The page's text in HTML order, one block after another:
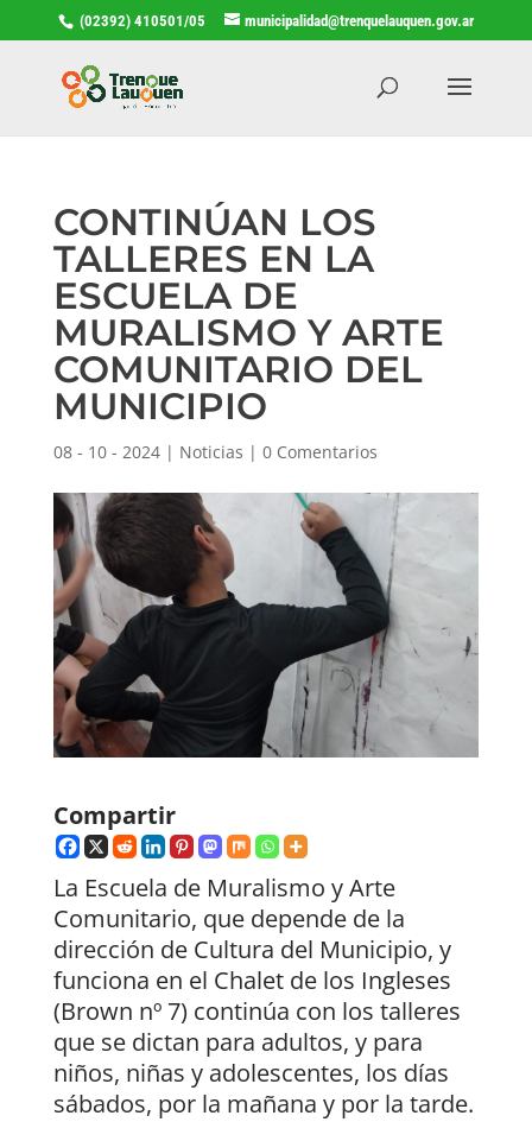
(02392) 410501/05 municipalidad@trenquelauquen.gov.ar
CONTINÚAN LOS
TALLERES EN LA
ESCUELA DE
MURALISMO Y ARTE
COMUNITARIO DEL
MUNICIPIO
08 - 10 - 2024| Noticias | 0 Comentarios
Compartir
La Escuela de Muralismo y Arte
Comunitario, que depende de la
dirección de Cultura del Municipio, y
funciona en el Chalet de los Ingleses
(Brown nº 7) continúa con los talleres
que se dictan para adultos, y para
niños, niñas y adolescentes, los días
sábados, por la mañana y por la tarde.